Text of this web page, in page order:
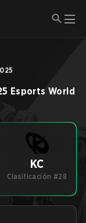
Esports World
KC
Clasificación #28